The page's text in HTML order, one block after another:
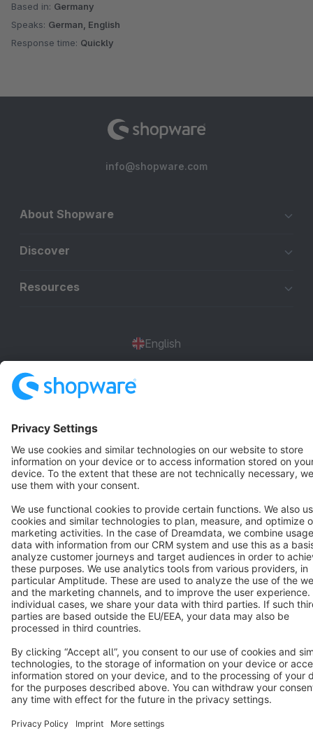
Based in: Germany
Speaks: German, English
Response time: Quickly
info@shopware.com
About Shopware
Discover
Resources
English
Terms & Conditions Privacy Legal notice
Cookie settings
Notice: * All prices are quoted net of the statutory value-added tax